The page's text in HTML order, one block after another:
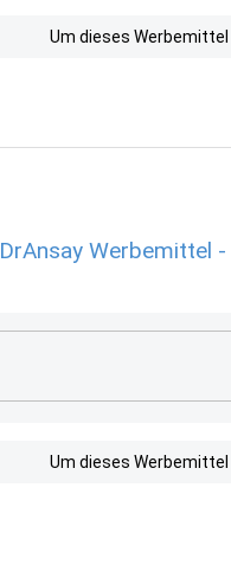
Um dieses
DrAnsay Werbemittel
Um dieses